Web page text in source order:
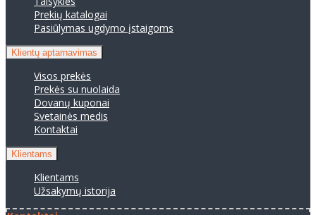
Prekių katalogai
Pasiūlymas ugdymo įstaigoms
Klientų aptarnavimas
Visos prekės
Prekės su nuolaida
Dovanų kuponai
Svetainės medis
Kontaktai
Klientams
Klientams
Užsakymų istorija